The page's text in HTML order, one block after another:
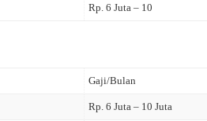
Rp. 6 Juta – 10
Gaji/Bulan
Rp. 6 Juta – 10 Juta